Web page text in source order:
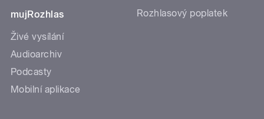
mujRozhlas
Živé vysílání
Audioarchiv
Podcasty
Mobilní aplikace
Rozhlasový poplatek